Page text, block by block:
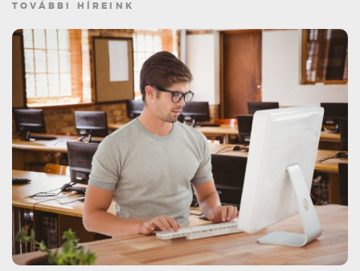
TOVÁBBI HÍREINK